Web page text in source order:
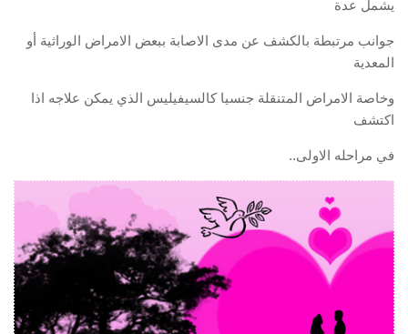
يشمل عدة
جوانب مرتبطة بالكشف عن مدى الاصابة ببعض الامراض الوراثية أو
المعدية
وخاصة الامراض المتنقلة جنسيا كالسيفيليس الذي يمكن علاجه اذا
اكتشف
في مراحله الاولى..